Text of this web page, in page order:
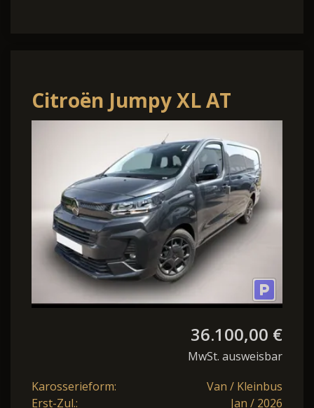
Citroën Jumpy XL AT
WinterP Kam AHK
ModuWork Holz StyleP
36.100,00 €
MwSt. ausweisbar
Karosserieform:
Van / Kleinbus
Erst-Zul.:
Jan / 2026